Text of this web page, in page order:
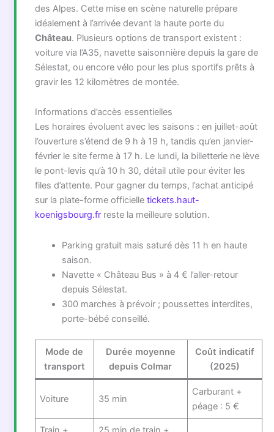
des Alpes. Cette mise en scène naturelle prépare
idéalement à l’arrivée devant la haute porte du
Château. Plusieurs options de transport existent :
voiture via l’A35, navette saisonnière depuis la gare de
Sélestat, ou encore vélo pour les plus sportifs prêts à
gravir les 12 kilomètres de montée.
Informations d’accès essentielles
Les horaires évoluent avec les saisons : en juillet-août
l’ouverture s’étend de 9 h à 19 h, tandis qu’en janvier-
février le site ferme à 17 h. Le lundi, la billetterie ne lève
le pont-levis qu’à 10 h 30, détail utile pour éviter les
files d’attente. Pour gagner du temps, l’achat anticipé
sur la plate-forme officielle tickets.haut-
koenigsbourg.frreste la meilleure solution.
Parking gratuit mais saturé dès 11 h en haute
saison.
Navette « Château Bus » à 4 € l’aller-retour
depuis Sélestat.
300 marches à prévoir ; poussettes interdites,
porte-bébé conseillé.
Mode de
transport
Durée moyenne
depuis Colmar
Coût indicatif
(2025)
Voiture 35 min
Carburant +
péage : 5 €